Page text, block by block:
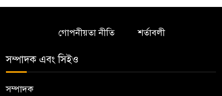
গোপনীয়তা নীতি শর্তাবলী
সম্পাদক এবং সিইও
সম্পাদক